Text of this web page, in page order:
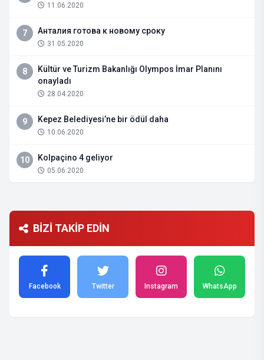
11.06.2020
7 Анталия готова к новому сроку
31.05.2020
8
Kültür ve Turizm Bakanlığı Olympos İmar Planını
onayladı
28.04.2020
9 Kepez Belediyesi’ne bir ödül daha
10.06.2020
10 Kolpaçino 4 geliyor
05.06.2020
BİZİ TAKİP EDİN
Facebook Twitter Instagram WhatsApp